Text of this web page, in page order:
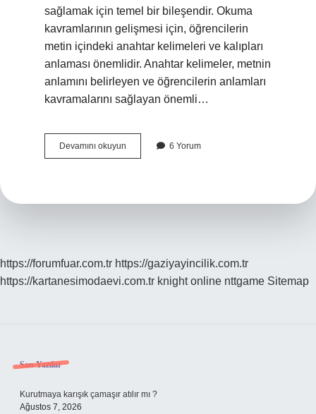
sağlamak için temel bir bileşendir. Okuma
kavramlarının gelişmesi için, öğrencilerin
metin içindeki anahtar kelimeleri ve kalıpları
anlaması önemlidir. Anahtar kelimeler, metnin
anlamını belirleyen ve öğrencilerin anlamları
kavramalarını sağlayan önemli…
Devamını okuyun
sınıf
6 Yorum
https://forumfuar.com.tr https://gaziyayincilik.com.tr
https://kartanesimodaevi.com.tr knight online nttgame Sitemap
Sidebar
Son Yazılar
Kurutmaya karışık çamaşır atılır mı ?
Ağustos 7, 2026